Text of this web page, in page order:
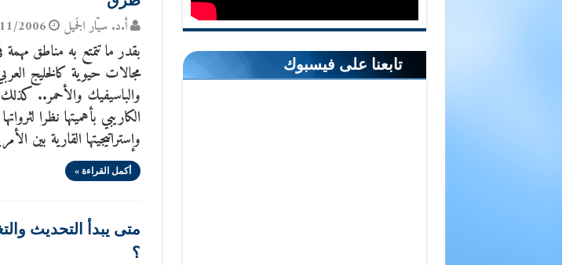
أ.د. سيّار الجَميل 2006
بقدر ما تتمتع به مناطق مهمة
مجالات حيوية كالخليج
والباسيفيك والأحمر.. كذلك
الكاريبي بأهميتها نظرا
وإستراتيجيتها القارية بين
أكمل القراءة »
متى يبدأ التحديث
؟
تابعنا على فيسبوك